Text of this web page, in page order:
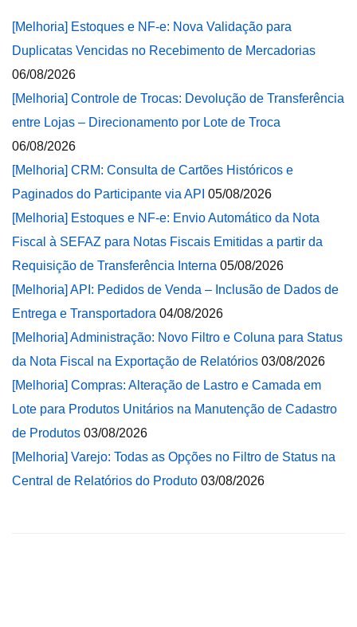
[Melhoria] Estoques e NF-e: Nova Validação para
Duplicatas Vencidas no Recebimento de Mercadorias
06/08/2026
[Melhoria] Controle de Trocas: Devolução de Transferência
entre Lojas – Direcionamento por Lote de Troca
06/08/2026
[Melhoria] CRM: Consulta de Cartões Históricos e
Paginados do Participante via API 05/08/2026
[Melhoria] Estoques e NF-e: Envio Automático da Nota
Fiscal à SEFAZ para Notas Fiscais Emitidas a partir da
Requisição de Transferência Interna 05/08/2026
[Melhoria] API: Pedidos de Venda – Inclusão de Dados de
Entrega e Transportadora 04/08/2026
[Melhoria] Administração: Novo Filtro e Coluna para Status
da Nota Fiscal na Exportação de Relatórios 03/08/2026
[Melhoria] Compras: Alteração de Lastro e Camada em
Lote para Produtos Unitários na Manutenção de Cadastro
de Produtos 03/08/2026
[Melhoria] Varejo: Todas as Opções no Filtro de Status na
Central de Relatórios do Produto 03/08/2026